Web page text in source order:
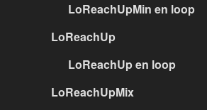
LoReachUpMin en loop
LoReachUp
LoReachUp en loop
LoReachUpMix